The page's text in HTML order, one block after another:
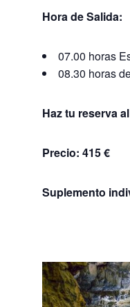
Hora de Salida:
07.00 horas
08.30 horas
Haz tu reserva
Precio: 415 €
Suplemento